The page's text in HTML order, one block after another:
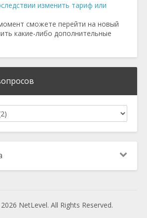
изменить тариф или
сможете перейти на новый
какие-либо дополнительные
NetLevel. All Rights Reserved.